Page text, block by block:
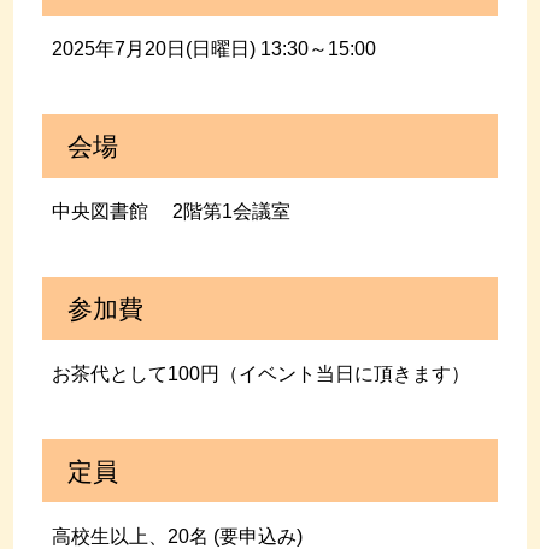
2025年7月20日(日曜日) 13:30～15:00
会場
中央図書館 2階第1会議室
参加費
お茶代として100円（イベント当日に頂きます）
定員
高校生以上、20名 (要申込み)